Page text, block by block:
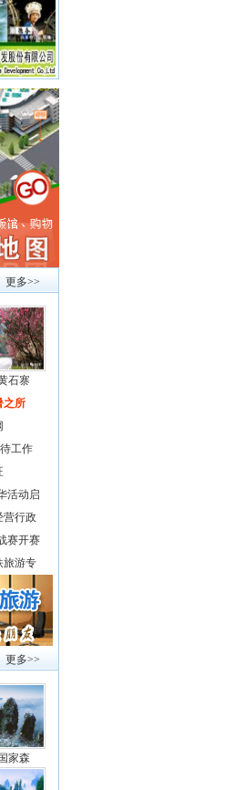
更多>>
石寨
之所
工作
活动启
营行政
赛开赛
旅游专
更多>>
家森